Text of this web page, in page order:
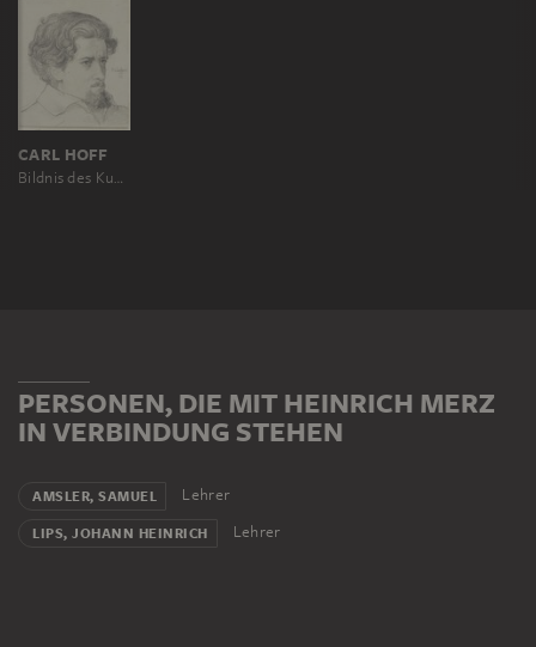
CARL HOFF
Bildnis des Kupferstechers Heinrich Merz
PERSONEN, DIE MIT HEINRICH MERZ
IN VERBINDUNG STEHEN
AMSLER, SAMUEL Lehrer
LIPS, JOHANN HEINRICH Lehrer